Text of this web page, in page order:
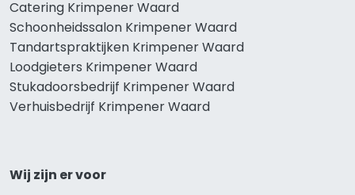
Catering Krimpener Waard
Schoonheidssalon Krimpener Waard
Tandartspraktijken Krimpener Waard
Loodgieters Krimpener Waard
Stukadoorsbedrijf Krimpener Waard
Verhuisbedrijf Krimpener Waard
Wij zijn er voor